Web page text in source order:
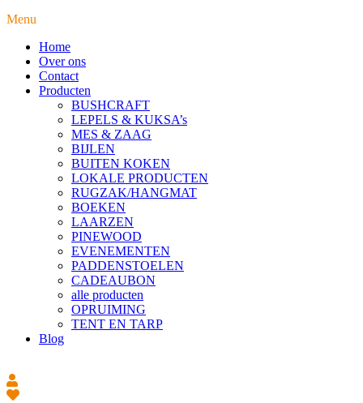
Menu
Home
Over ons
Contact
Producten
BUSHCRAFT
LEPELS & KUKSA’s
MES & ZAAG
BIJLEN
BUITEN KOKEN
LOKALE PRODUCTEN
RUGZAK/HANGMAT
BOEKEN
LAARZEN
PINEWOOD
EVENEMENTEN
PADDENSTOELEN
CADEAUBON
alle producten
OPRUIMING
TENT EN TARP
Blog